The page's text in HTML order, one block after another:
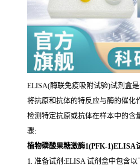
ELISA(酶联免疫吸附试验)试剂盒
将抗原和抗体的特反应与酶的催化
检测特定抗原或抗体在样本中的含
骤:
植物磷酸果糖激酶1(PFK-1)ELISA
1. 准备试剂:ELISA 试剂盒中包含